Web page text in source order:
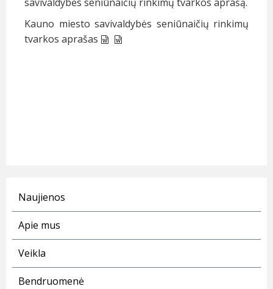
savivaldybės seniūnaičių rinkimų tvarkos aprašą.
Kauno miesto savivaldybės seniūnaičių rinkimų
tvarkos aprašas
Naujienos
Apie mus
Veikla
Bendruomenė